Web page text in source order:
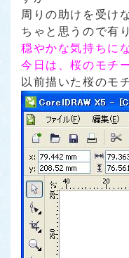
周りの助けを受け
ちゃと思うので有
穏やかな気持ちに
今日は、桜のモチ
以前描いた桜のモ